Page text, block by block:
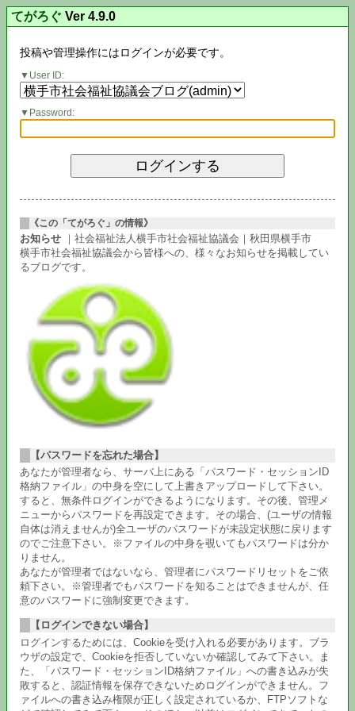
てがろぐ Ver 4.9.0
投稿や管理操作にはログインが必要です。
User ID:
Password:
《この「てがろぐ」の情報》
お知らせ ｜社会福祉法人横手市社会福祉協議会｜秋田県横手市
横手市社会福祉協議会から皆様への、様々なお知らせを掲載してい
るブログです。
【パスワードを忘れた場合】
あなたが管理者なら、サーバ上にある「パスワード・セッションID
格納ファイル」の中身を空にして上書きアップロードして下さい。
すると、無条件ログインができるようになります。その後、管理メ
ニューからパスワードを再設定できます。その場合、(ユーザの情報
自体は消えませんが)全ユーザのパスワードが未設定状態に戻ります
のでご注意下さい。※ファイルの中身を覗いてもパスワードは分か
りません。
あなたが管理者ではないなら、管理者にパスワードリセットをご依
頼下さい。※管理者でもパスワードを知ることはできませんが、任
意のパスワードに強制変更できます。
【ログインできない場合】
ログインするためには、Cookieを受け入れる必要があります。ブラ
ウザの設定で、Cookieを拒否していないか確認してみて下さい。ま
た、「パスワード・セッションID格納ファイル」への書き込みが失
敗すると、認証情報を保存できないためログインができません。フ
ァイルへの書き込み権限が正しく設定されているか、FTPソフトな